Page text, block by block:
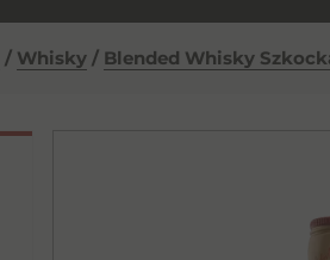
/ Whisky / Blended Whisky